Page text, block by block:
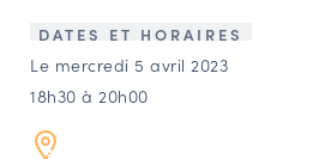
CONTACT
Agenda
DATES ET HORAIRES
Le mercredi 5 avril 2023
18h30 à 20h00